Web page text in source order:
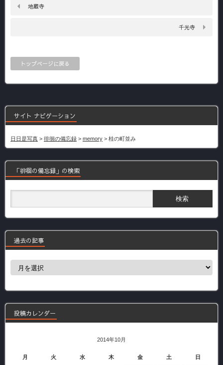
地蔵寺
千光寺
トップページに戻る
サイト ナビゲーション
日日是写真 > 徘徊の備忘録 > memory > 桂の町並み
「徘徊の備忘録」の検索
過去の記事
事
投稿カレンダー
2014年10月
月 火 水 木 金 土 日